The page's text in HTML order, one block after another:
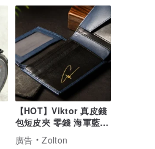
【HOT】Viktor 真皮錢
包短皮夾 零錢 海軍藍
客製化刻字
廣告
Zolton